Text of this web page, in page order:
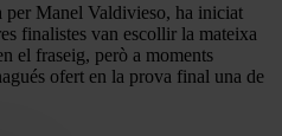
per Manel Valdivieso, ha iniciat
finalistes van escollir la mateixa
el fraseig, però a moments
ofert en la prova final una de